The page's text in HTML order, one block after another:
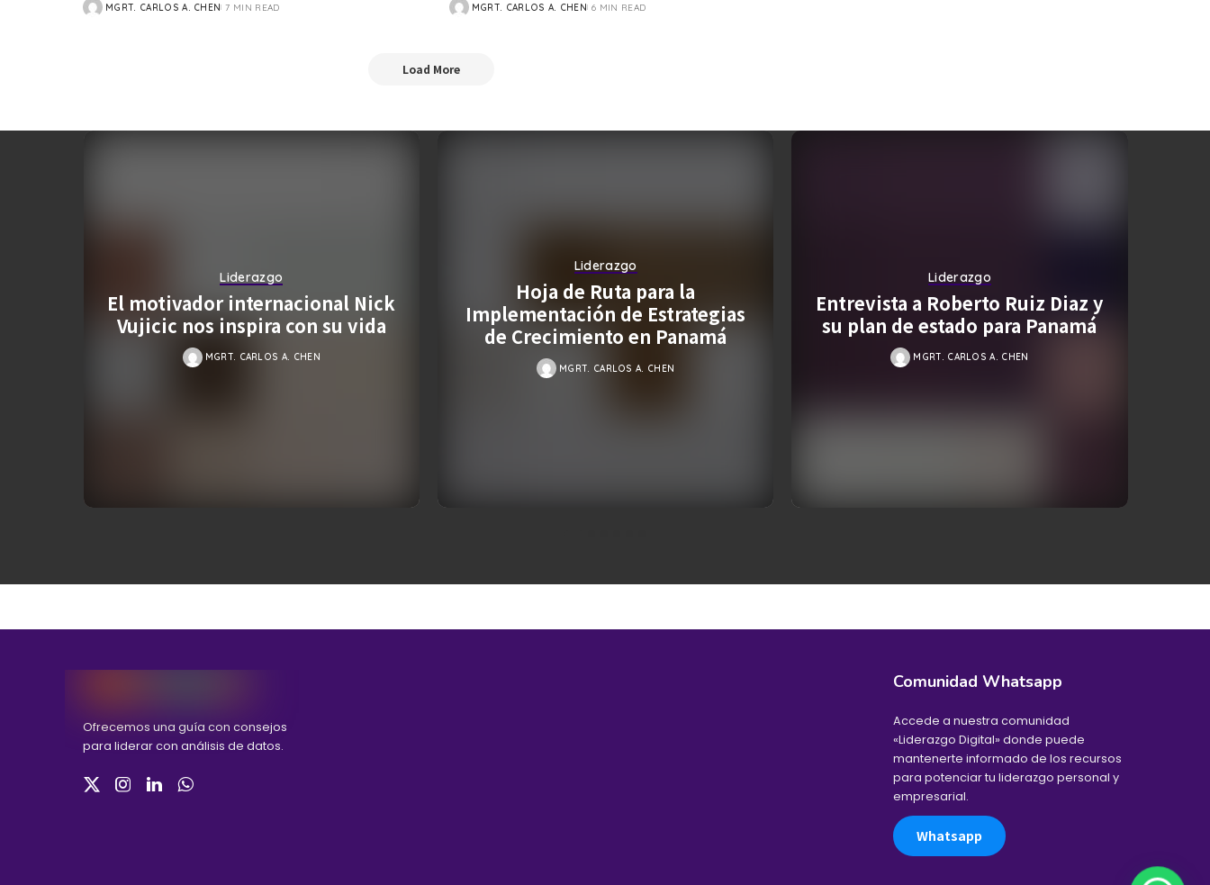
MGRT. CARLOS A. CHEN 7 MIN READ MGRT. CARLOS A. CHEN 6 MIN READ
Load More
Liderazgo
El motivador internacional Nick
Vujicic nos inspira con su vida
MGRT. CARLOS A. CHEN
Liderazgo
Hoja de Ruta para la
Implementación de Estrategias
de Crecimiento en Panamá
MGRT. CARLOS A. CHEN
Liderazgo
Entrevista a Roberto Ruiz Diaz y
su plan de estado para Panamá
MGRT. CARLOS A. CHEN
Ofrecemos una guía con consejos
para liderar con análisis de datos.
Comunidad Whatsapp
Accede a nuestra comunidad
«Liderazgo Digital» donde puede
mantenerte informado de los recursos
para potenciar tu liderazgo personal y
empresarial.
Whatsapp